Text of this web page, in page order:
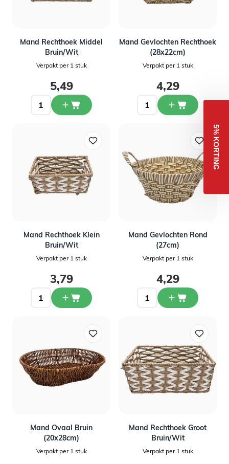
Mand Rechthoek Middel
Bruin/Wit
Verpakt per 1 stuk
5,49
Mand Gevlochten Rechthoek
(28x22cm)
Verpakt per 1 stuk
4,29
Mand Rechthoek Klein
Bruin/Wit
Verpakt per 1 stuk
3,79
Mand Gevlochten Rond
(27cm)
Verpakt per 1 stuk
4,29
Mand Ovaal Bruin
(20x28cm)
Verpakt per 1 stuk
Mand Rechthoek Groot
Bruin/Wit
Verpakt per 1 stuk
5% KORTING